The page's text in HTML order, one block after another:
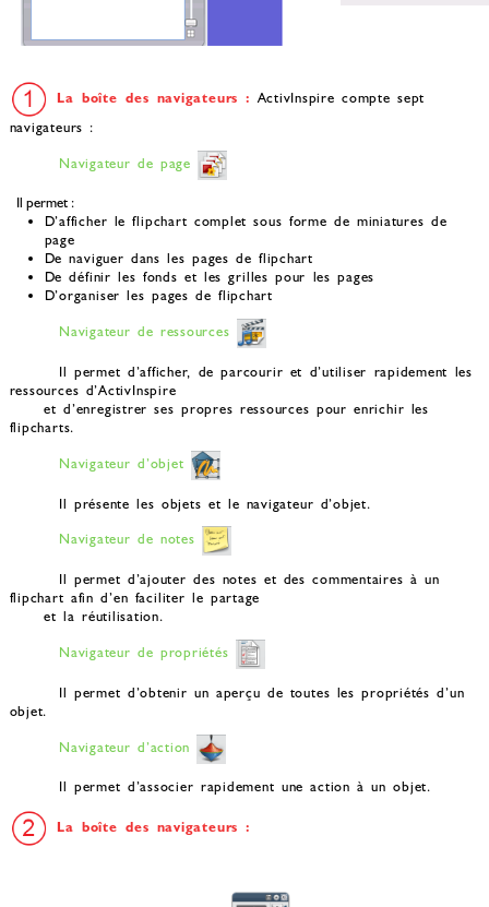
La boîte des navigateurs : ActivInspire compte sept
navigateurs :
Navigateur de page
Il permet :
D’afficher le flipchart complet sous forme de miniatures de
page
De naviguer dans les pages de flipchart
De définir les fonds et les grilles pour les pages
D’organiser les pages de flipchart
Navigateur de ressources
Il permet d’afficher, de parcourir et d’utiliser rapidement les
ressources d’ActivInspire
et d’enregistrer ses propres ressources pour enrichir les
flipcharts.
Navigateur d’objet
Il présente les objets et le navigateur d’objet.
Navigateur de notes
Il permet d’ajouter des notes et des commentaires à un
flipchart afin d’en faciliter le partage
et la réutilisation.
Navigateur de propriétés
Il permet d’obtenir un aperçu de toutes les propriétés d’un
objet.
Navigateur d’action
Il permet d’associer rapidement une action à un objet.
La boîte des navigateurs :